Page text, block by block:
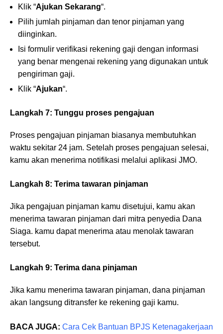
Klik “Ajukan Sekarang“.
Pilih jumlah pinjaman dan tenor pinjaman yang
diinginkan.
Isi formulir verifikasi rekening gaji dengan informasi
yang benar mengenai rekening yang digunakan untuk
pengiriman gaji.
Klik “Ajukan“.
Langkah 7: Tunggu proses pengajuan
Proses pengajuan pinjaman biasanya membutuhkan
waktu sekitar 24 jam. Setelah proses pengajuan selesai,
kamu akan menerima notifikasi melalui aplikasi JMO.
Langkah 8: Terima tawaran pinjaman
Jika pengajuan pinjaman kamu disetujui, kamu akan
menerima tawaran pinjaman dari mitra penyedia Dana
Siaga. kamu dapat menerima atau menolak tawaran
tersebut.
Langkah 9: Terima dana pinjaman
Jika kamu menerima tawaran pinjaman, dana pinjaman
akan langsung ditransfer ke rekening gaji kamu.
BACA JUGA: Cara Cek Bantuan BPJS Ketenagakerjaan